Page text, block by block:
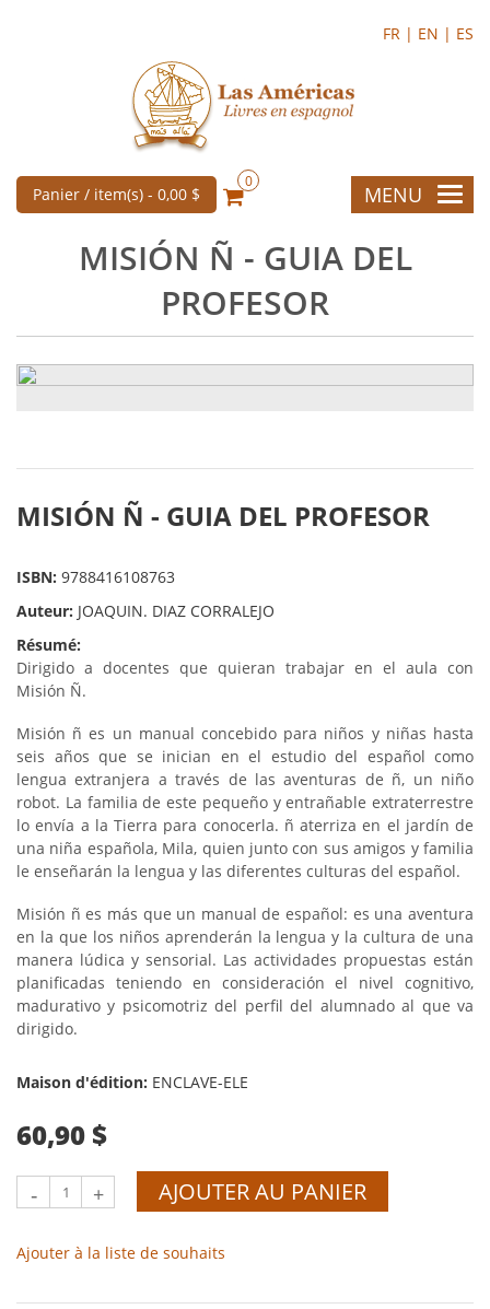
FR | EN | ES
Panier / item(s) - 0,00 $
0
MENU
MISIÓN Ñ - GUIA DEL
PROFESOR
MISIÓN Ñ - GUIA DEL PROFESOR
ISBN: 9788416108763
Auteur: JOAQUIN. DIAZ CORRALEJO
Résumé:
Dirigido a docentes que quieran trabajar en el aula con
Misión Ñ.
Misión ñ es un manual concebido para niños y niñas hasta
seis años que se inician en el estudio del español como
lengua extranjera a través de las aventuras de ñ, un niño
robot. La familia de este pequeño y entrañable extraterrestre
lo envía a la Tierra para conocerla. ñ aterriza en el jardín de
una niña española, Mila, quien junto con sus amigos y familia
le enseñarán la lengua y las diferentes culturas del español.
Misión ñ es más que un manual de español: es una aventura
en la que los niños aprenderán la lengua y la cultura de una
manera lúdica y sensorial. Las actividades propuestas están
planificadas teniendo en consideración el nivel cognitivo,
madurativo y psicomotriz del perfil del alumnado al que va
dirigido.
Maison d'édition: ENCLAVE-ELE
60,90 $
- + AJOUTER AU PANIER
Ajouter à la liste de souhaits